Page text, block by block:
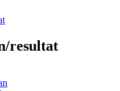
resultat